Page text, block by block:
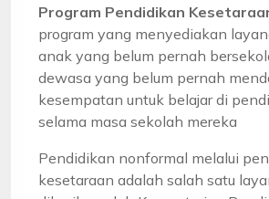
Program Pendidikan
program yang menyediakan
anak yang belum pernah
dewasa yang belum pernah
kesempatan untuk belajar di
selama masa sekolah mereka
Pendidikan nonformal melalui
kesetaraan adalah salah satu